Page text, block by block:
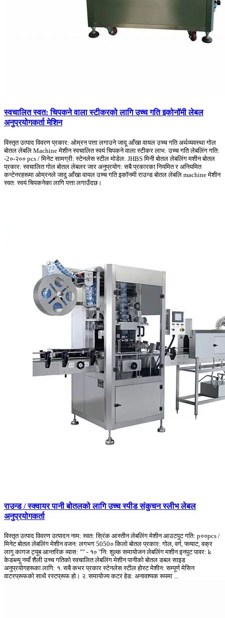
स्वचालित स्वत: चिपकने वाला स्टीकरको लागि उच्च गति इकोनॉमी लेबल
अनुप्रयोगकर्ता मेशिन
विस्तृत उत्पाद विवरण प्रकार: ओम्रन पत्ता लगाउने जादू आँखा वायल उच्च गति अर्थव्यवस्था गोल
बोतल लेबलि Machine मेशीन स्वचालित स्वयं चिपकने वाला स्टीकर लाभ: उच्च गति लेबलिंग गति:
-2०-२०० pcs / मिनेट सामग्री: स्टेनलेस स्टील मोडेल: JHBS मिनी बोतल लेबलिंग मशीन बोतल
प्रकार: स्वचालित गोल बोतल लेबलर जार अनुप्रयोग: सबै प्रकारका नियमित र अनियमित
कन्टेनरहरूमा ओम्रनले जादु आँखा वायल उच्च गति इकॉनमी राउन्ड बोतल लेबलि machine मेशीन
स्वत: स्वयं चिपकनेका लागि पत्ता लगाउँदछ।
राउन्ड / स्क्वायर पानी बोतलको लागि उच्च स्पीड संकुचन स्लीभ लेबल
अनुप्रयोगकर्ता
विस्तृत उत्पाद विवरण उत्पादन नाम: स्वत: स्रिंक आस्तीन लेबलिंग मेशीन आउटपुट गति: p००pcs /
मिनेट बोतल लेबलिंग मेशीन वजन: लगभग 5050० किलो बोतल प्रकार: गोल, वर्ग, फ्ल्याट, वक्र
लागू कागज ट्यूब आन्तरिक व्यास: "" - १० "नि: शुल्क समायोजन लेबलिंग मशीन इनपुट पावर: k
केडब्ल्यू नयाँ शैली उच्च गतिको स्वचालित लेबलिंग मेशीन पानीको बोतल डबल साइड
अनुप्रयोगहरूका लागि: १. सबै कभर प्रकार स्टेनलेस स्टील होस्ट मेशीन: सम्पूर्ण मेसिन
वाटरप्रूफको साथै रस्टप्रूफ हो। २. समायोज्य कटर हेड: अनावश्यक रूपमा ...